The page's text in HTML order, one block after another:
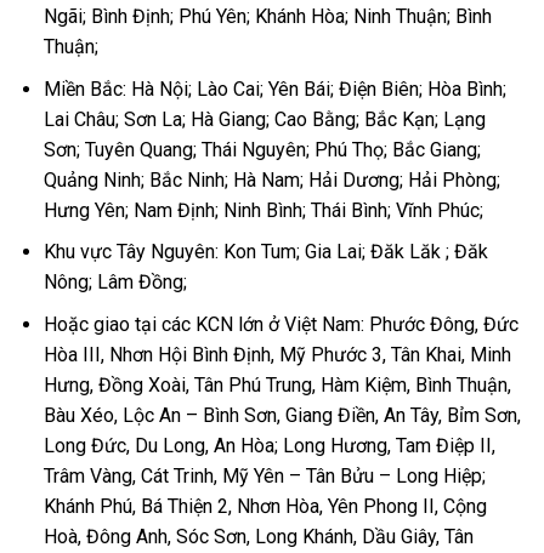
Ngãi; Bình Định; Phú Yên; Khánh Hòa; Ninh Thuận; Bình
Thuận;
Miền Bắc: Hà Nội; Lào Cai; Yên Bái; Điện Biên; Hòa Bình;
Lai Châu; Sơn La; Hà Giang; Cao Bằng; Bắc Kạn; Lạng
Sơn; Tuyên Quang; Thái Nguyên; Phú Thọ; Bắc Giang;
Quảng Ninh; Bắc Ninh; Hà Nam; Hải Dương; Hải Phòng;
Hưng Yên; Nam Định; Ninh Bình; Thái Bình; Vĩnh Phúc;
Khu vực Tây Nguyên: Kon Tum; Gia Lai; Đăk Lăk ; Đăk
Nông; Lâm Đồng;
Hoặc giao tại các KCN lớn ở Việt Nam: Phước Đông, Đức
Hòa III, Nhơn Hội Bình Định, Mỹ Phước 3, Tân Khai, Minh
Hưng, Đồng Xoài, Tân Phú Trung, Hàm Kiệm, Bình Thuận,
Bàu Xéo, Lộc An – Bình Sơn, Giang Điền, An Tây, Bỉm Sơn,
Long Đức, Du Long, An Hòa; Long Hương, Tam Điệp II,
Trâm Vàng, Cát Trinh, Mỹ Yên – Tân Bửu – Long Hiệp;
Khánh Phú, Bá Thiện 2, Nhơn Hòa, Yên Phong II, Cộng
Hoà, Đông Anh, Sóc Sơn, Long Khánh, Dầu Giây, Tân